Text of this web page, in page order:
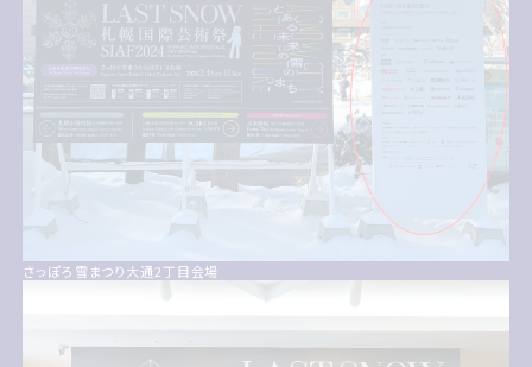
さっぽろ雪まつり大通2丁目会場